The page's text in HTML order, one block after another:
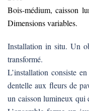
Bois-médium, caisson
Dimensions variables.
Installation in situ. Un
transformé.
L’installation consiste
dentelle aux fleurs de
un caisson lumineux qui